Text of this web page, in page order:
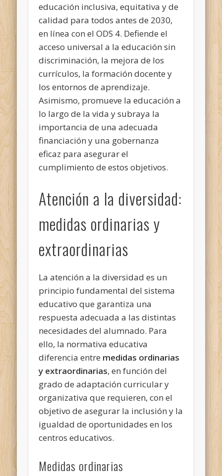
educación inclusiva, equitativa y de
calidad para todos antes de 2030,
en línea con el ODS 4. Defiende el
acceso universal a la educación sin
discriminación, la mejora de los
currículos, la formación docente y
los entornos de aprendizaje.
Asimismo, promueve la educación a
lo largo de la vida y subraya la
importancia de una adecuada
financiación y una gobernanza
eficaz para asegurar el
cumplimiento de estos objetivos.
Atención a la diversidad:
medidas ordinarias y
extraordinarias
La atención a la diversidad es un
principio fundamental del sistema
educativo que garantiza una
respuesta adecuada a las distintas
necesidades del alumnado. Para
ello, la normativa educativa
diferencia entre medidas ordinarias
y extraordinarias, en función del
grado de adaptación curricular y
organizativa que requieren, con el
objetivo de asegurar la inclusión y la
igualdad de oportunidades en los
centros educativos.
Medidas ordinarias